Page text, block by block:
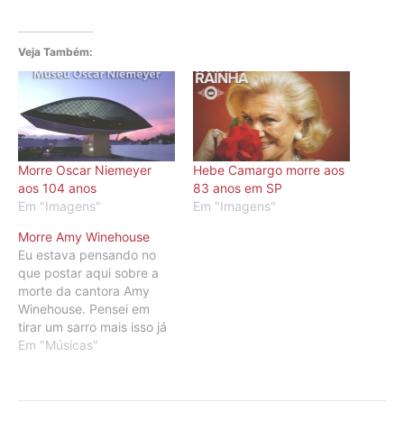
Veja Também:
Morre Oscar Niemeyer
aos 104 anos
Em "Imagens"
Hebe Camargo morre aos
83 anos em SP
Em "Imagens"
Morre Amy Winehouse
Eu estava pensando no
que postar aqui sobre a
morte da cantora Amy
Winehouse. Pensei em
tirar um sarro mais isso já
tem aos montes
e aqui. Então resolvi por
Em "Músicas"